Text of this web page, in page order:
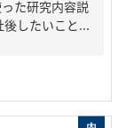
た研究内容説
したいこと...